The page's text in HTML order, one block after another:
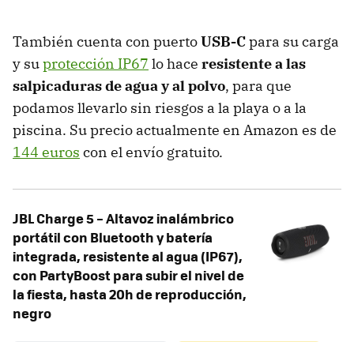
También cuenta con puertoUSB-Cpara su carga
y suprotección IP67 lo hace resistente a las
salpicaduras de agua y al polvo, para que
podamos llevarlo sin riesgos a la playa o a la
piscina. Su precio actualmente en Amazon es de
144 euros con el envío gratuito.
JBL Charge 5 – Altavoz inalámbrico
portátil con Bluetooth y batería
integrada, resistente al agua (IP67),
con PartyBoost para subir el nivel de
la fiesta, hasta 20h de reproducción,
negro